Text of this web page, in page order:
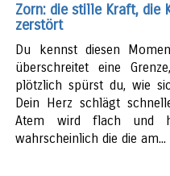
Zorn: die stille Kraft, die
zerstört
Du kennst diesen
überschreitet eine
plötzlich spürst du, wie
Dein Herz schlägt
Atem wird flach und
wahrscheinlich die die am...